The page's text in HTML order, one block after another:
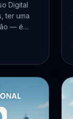
Digital
ter uma
— é